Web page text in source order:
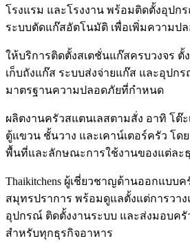
โรงแรม และโรงงาน พร้อมติดตั้งอุปก
ระบบตัดแก๊สอัตโนมัติ เพื่อเพิ่มความป
ให้บริการติดตั้งสเตชั่นแก๊สครบวงจร
เก็บถังแก๊ส ระบบส่งจ่ายแก๊ส และอุปก
มาตรฐานความปลอดภัยที่กำหนด
ผลิตงานครัวสแตนเลสตามสั่ง อาทิ โต๊
ตู้แขวน ชั้นวาง และเคาน์เตอร์ครัว โด
พื้นที่และลักษณะการใช้งานของแต่ละ
Thaikitchens ผู้เชี่ยวชาญด้านออกแบบ
สมุทรปราการ พร้อมดูแลตั้งแต่การวา
อุปกรณ์ ติดตั้งงานระบบ และส่งมอบครั
สำหรับทุกธุรกิจอาหาร